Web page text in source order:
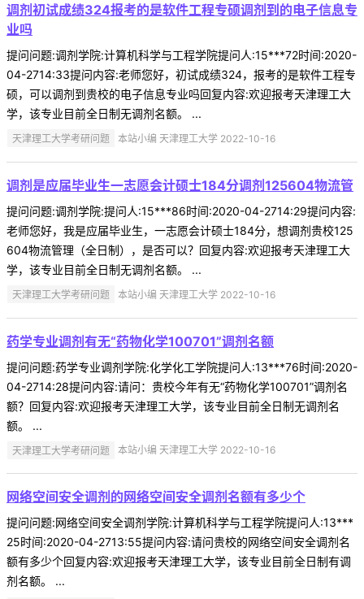
调剂初试成绩324报考的是软件工程专硕调剂到的电子信息专
业吗
提问问题:调剂学院:计算机科学与工程学院提问人:15***72时间:2020-
04-2714:33提问内容:老师您好，初试成绩324，报考的是软件工程专
硕，可以调剂到贵校的电子信息专业吗回复内容:欢迎报考天津理工大
学，该专业目前全日制无调剂名额。 ...
天津理工大学考研问题 本站小编 天津理工大学 2022-10-16
调剂是应届毕业生一志愿会计硕士184分调剂125604物流管
提问问题:调剂学院:提问人:15***86时间:2020-04-2714:29提问内容:
老师您好，我是应届毕业生，一志愿会计硕士184分，想调剂贵校125
604物流管理（全日制），是否可以？回复内容:欢迎报考天津理工大
学，该专业目前全日制无调剂名额。 ...
天津理工大学考研问题 本站小编 天津理工大学 2022-10-16
药学专业调剂有无“药物化学100701”调剂名额
提问问题:药学专业调剂学院:化学化工学院提问人:13***76时间:2020-
04-2714:28提问内容:请问：贵校今年有无“药物化学100701”调剂名
额？回复内容:欢迎报考天津理工大学，该专业目前全日制无调剂名
额。 ...
天津理工大学考研问题 本站小编 天津理工大学 2022-10-16
网络空间安全调剂的网络空间安全调剂名额有多少个
提问问题:网络空间安全调剂学院:计算机科学与工程学院提问人:13***
25时间:2020-04-2713:55提问内容:请问贵校的网络空间安全调剂名
额有多少个回复内容:欢迎报考天津理工大学，该专业目前全日制有调
剂名额。 ...